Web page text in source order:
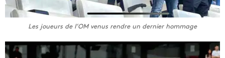
Les joueurs de l’OM venus rendre un dernier hommage